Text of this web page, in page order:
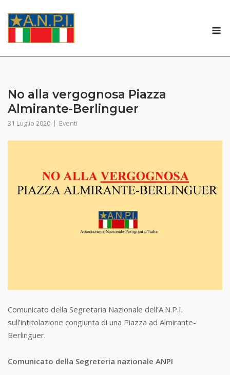
content
No alla vergognosa Piazza
Almirante-Berlinguer
31 Luglio 2020 Eventi
Comunicato della Segretaria Nazionale dell’A.N.P.I.
sull’intitolazione congiunta di una Piazza ad Almirante-
Berlinguer.
Comunicato della Segreteria nazionale ANPI